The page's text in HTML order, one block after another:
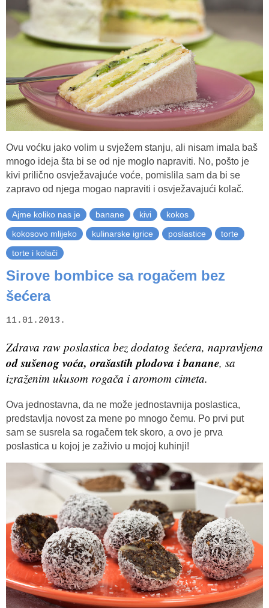
Ovu voćku jako volim u svježem stanju, ali nisam imala baš
mnogo ideja šta bi se od nje moglo napraviti. No, pošto je
kivi prilično osvježavajuće voće, pomislila sam da bi se
zapravo od njega mogao napraviti i osvježavajući kolač.
Ajme koliko nas je banane kivi
kokos
kokosovo mlijeko
kulinarske igrice poslastice
torte
torte i kolači
Sirove bombice sa rogačem bez
šećera
11.01.2013.
Zdrava raw poslastica bez dodatog šećera, napravljena
od sušenog voća, orašastih plodova i banane, sa
izraženim ukusom rogača i aromom cimeta.
Ova jednostavna, da ne može jednostavnija poslastica,
predstavlja novost za mene po mnogo čemu. Po prvi put
sam se susrela sa rogačem tek skoro, a ovo je prva
poslastica u kojoj je zaživio u mojoj kuhinji!